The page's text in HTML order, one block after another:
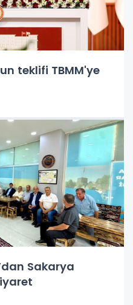
teklifi TBMM'ye
Sakarya